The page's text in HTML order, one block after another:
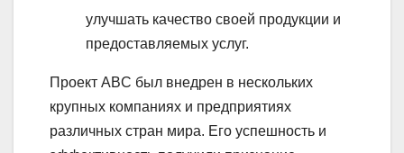
улучшать качество своей продукции и
предоставляемых услуг.
Проект ABC был внедрен в нескольких
крупных компаниях и предприятиях
различных стран мира. Его успешность и